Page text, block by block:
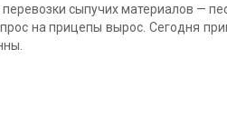
сыпучих материалов —
на прицепы вырос. Сегодня